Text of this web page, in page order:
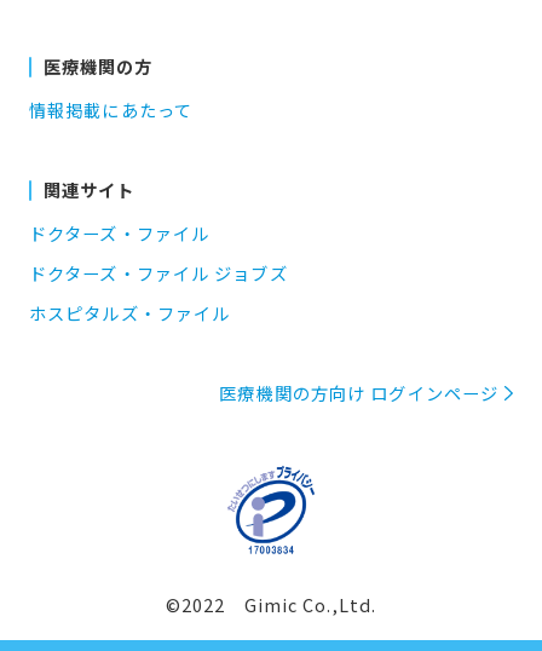
医療機関の方
情報掲載にあたって
関連サイト
ドクターズ・ファイル
ドクターズ・ファイル ジョブズ
ホスピタルズ・ファイル
医療機関の方向け ログインページ
©2022 Gimic Co.,Ltd.